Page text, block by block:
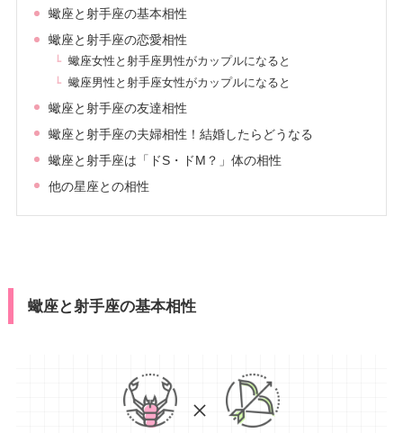
蠍座と射手座の基本相性
蠍座と射手座の恋愛相性
蠍座女性と射手座男性がカップルになると
蠍座男性と射手座女性がカップルになると
蠍座と射手座の友達相性
蠍座と射手座の夫婦相性！結婚したらどうなる
蠍座と射手座は「ドS・ドM？」体の相性
他の星座との相性
蠍座と射手座の基本相性